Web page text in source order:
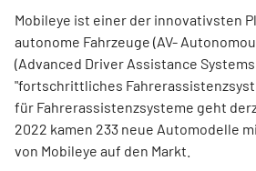
Mobileye ist einer der innovativsten
autonome Fahrzeuge (AV-
(Advanced Driver Assistance
"fortschrittliches
für Fahrerassistenzsysteme geht
2022 kamen 233 neue Automodelle
von Mobileye auf den Markt.